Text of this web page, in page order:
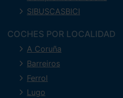
SIBUSCASBICI
COCHES POR LOCALIDAD
A Coruña
Barreiros
Ferrol
Lugo